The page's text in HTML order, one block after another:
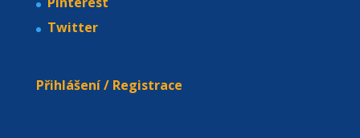
Twitter
Přihlášení / Registrace